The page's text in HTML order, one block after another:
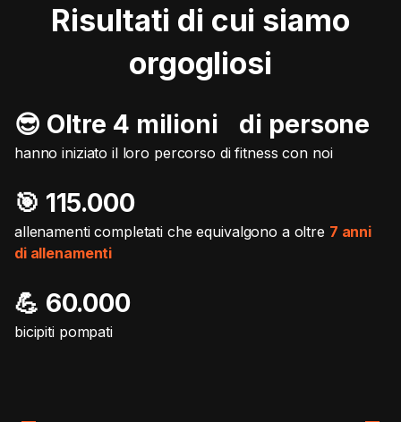
Risultati di cui siamo
orgogliosi
😎 Oltre 4 milioni di persone
hanno iniziato il loro percorso di fitness con noi
🎯️ 115.000
allenamenti completati che equivalgono a oltre 7 anni
di allenamenti
💪 60.000
bicipiti pompati